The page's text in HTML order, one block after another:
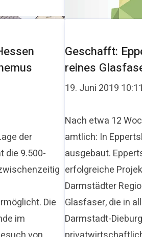
der
die 9.500-
Die
im
Geschafft:
reines
19. Juni 2019 10:11
Nach etwa 12
amtlich: In
ausgebaut.
erfolgreiche
Darmstädter
Glasfaser, die in
Darmstadt-